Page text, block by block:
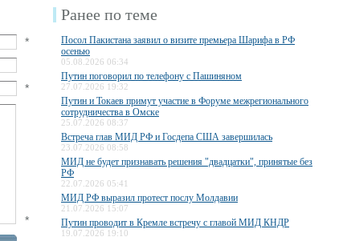
*
*
*
Ранее по теме
Посол Пакистана заявил о визите премьера Шарифа в РФ
осенью
05.08.2026 06:34
Путин поговорил по телефону с Пашиняном
27.07.2026 19:32
Путин и Токаев примут участие в Форуме межрегионального
сотрудничества в Омске
25.07.2026 08:37
Встреча глав МИД РФ и Госдепа США завершилась
23.07.2026 08:58
МИД не будет признавать решения "двадцатки", принятые без
РФ
22.07.2026 05:41
МИД РФ выразил протест послу Молдавии
21.07.2026 15:07
Путин проводит в Кремле встречу с главой МИД КНДР
19.07.2026 19:10